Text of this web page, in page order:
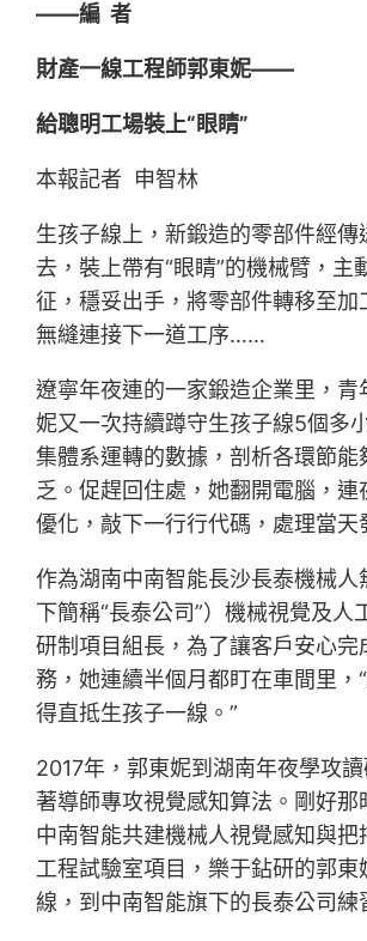
——編 者
財產一線工程師郭東妮——
給聰明工場裝上“眼睛”
本報記者 申智林
生孩子線上，新鍛造的零部件經傳
去，裝上帶有“眼睛”的機械臂，主
征，穩妥出手，將零部件轉移至加
無縫連接下一道工序……
遼寧年夜連的一家鍛造企業里，青
妮又一次持續蹲守生孩子線5個多
集體系運轉的數據，剖析各環節能
乏。促趕回住處，她翻開電腦，連
優化，敲下一行行代碼，處理當天
作為湖南中南智能長沙長泰機械人
下簡稱“長泰公司”）機械視覺及人
研制項目組長，為了讓客戶安心完
務，她連續半個月都盯在車間里，
得直抵生孩子一線。”
2017年，郭東妮到湖南年夜學攻
著導師專攻視覺感知算法。剛好那
中南智能共建機械人視覺感知與把
工程試驗室項目，樂于鉆研的郭東
線，到中南智能旗下的長泰公司練